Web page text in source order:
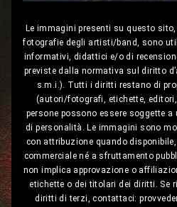
Le immagini presenti su questo
fotografie degli artisti/band, sono
informativi, didattici e/o di
previste dalla normativa sul diritto
s.m.i.). Tutti i diritti restano di
(autori/fotografi, etichette,
persone possono essere soggette
di personalità. Le immagini sono
con attribuzione quando
commerciale né a sfruttamento
non implica approvazione o
etichette o dei titolari dei diritti. Se
diritti di terzi, contattaci: